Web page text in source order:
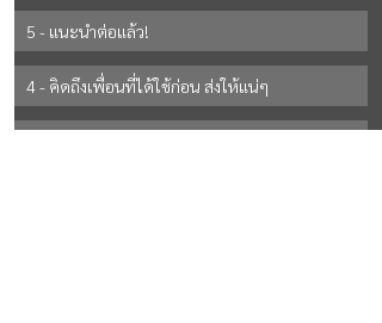
5 - แนะนำต่อแล้ว!
4 - คิดถึงเพื่อนที่ได้ใช้ก่อน ส่งให้แน่ๆ